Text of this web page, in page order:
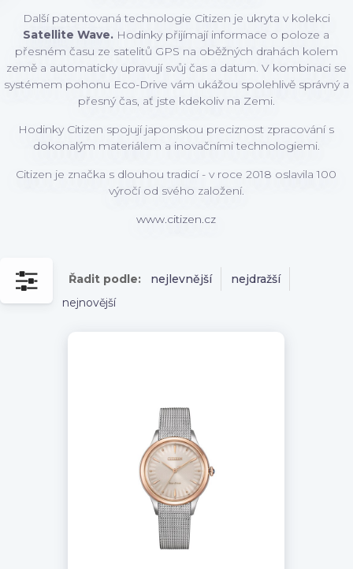
Další patentovaná technologie Citizen je ukryta v kolekci
Satellite Wave. Hodinky přijímají informace o poloze a
přesném času ze satelitů GPS na oběžných drahách kolem
země a automaticky upravují svůj čas a datum. V kombinaci se
systémem pohonu Eco-Drive vám ukážou spolehlivě správný a
přesný čas, ať jste kdekoliv na Zemi.
Hodinky Citizen spojují japonskou preciznost zpracování s
dokonalým materiálem a inovačními technologiemi.
Citizen je značka s dlouhou tradicí - v roce 2018 oslavila 100
výročí od svého založení.
www.citizen.cz
Řadit podle: nejlevnější
nejdražší
nejnovější